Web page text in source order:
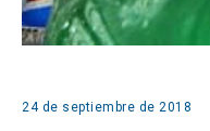
24 de septiembre de 2018